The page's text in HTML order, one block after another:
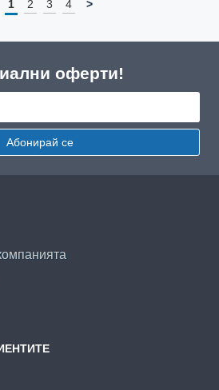
1 2 3 4 >
оферти!
Абонирай се